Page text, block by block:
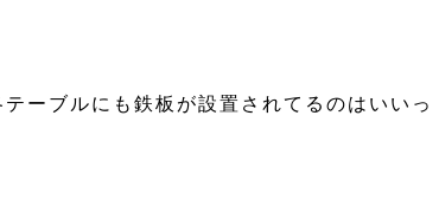
ーブルにも鉄板が設置されてるのはいいっ